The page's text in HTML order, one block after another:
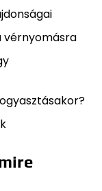
vérnyomásra